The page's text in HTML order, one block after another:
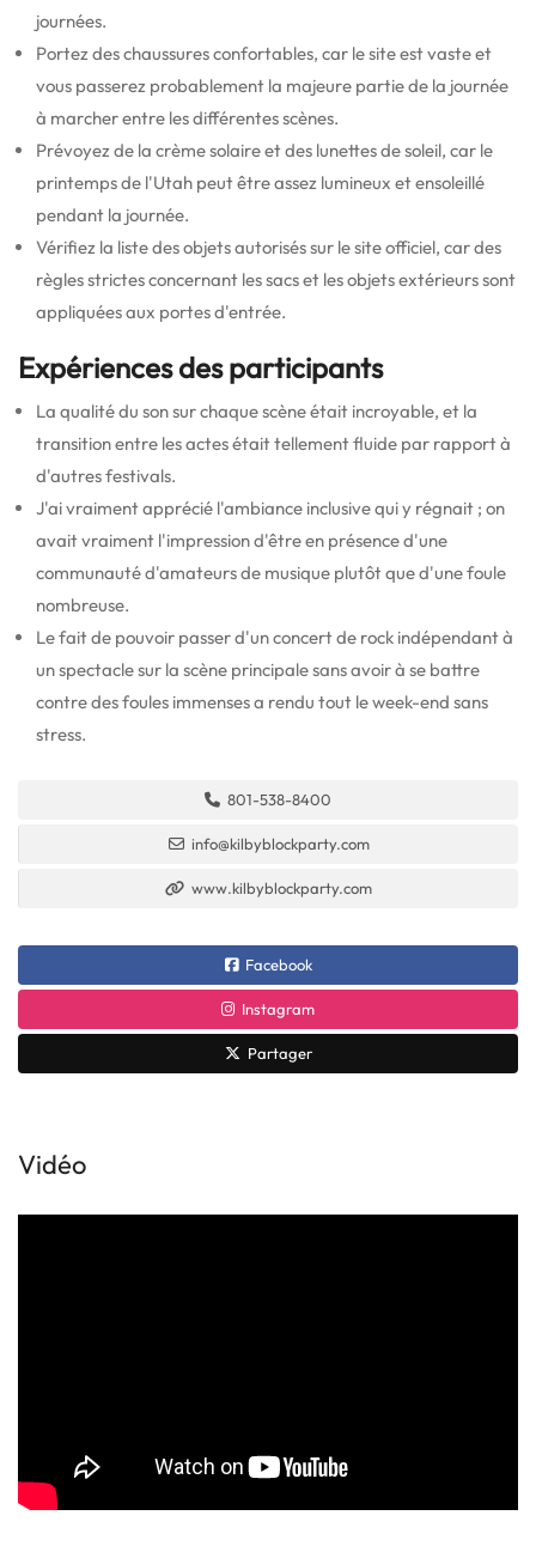
journées.
Portez des chaussures confortables, car le site est vaste et
vous passerez probablement la majeure partie de la journée
à marcher entre les différentes scènes.
Prévoyez de la crème solaire et des lunettes de soleil, car le
printemps de l'Utah peut être assez lumineux et ensoleillé
pendant la journée.
Vérifiez la liste des objets autorisés sur le site officiel, car des
règles strictes concernant les sacs et les objets extérieurs sont
appliquées aux portes d'entrée.
Expériences des participants
La qualité du son sur chaque scène était incroyable, et la
transition entre les actes était tellement fluide par rapport à
d'autres festivals.
J'ai vraiment apprécié l'ambiance inclusive qui y régnait ; on
avait vraiment l'impression d'être en présence d'une
communauté d'amateurs de musique plutôt que d'une foule
nombreuse.
Le fait de pouvoir passer d'un concert de rock indépendant à
un spectacle sur la scène principale sans avoir à se battre
contre des foules immenses a rendu tout le week-end sans
stress.
801-538-8400
info@kilbyblockparty.com
www.kilbyblockparty.com
Facebook
Instagram
Partager
Vidéo